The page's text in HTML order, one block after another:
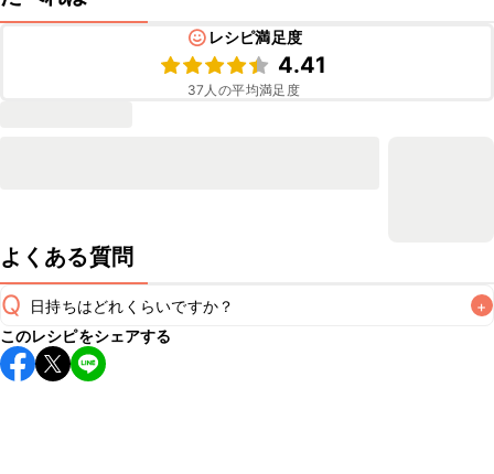
レシピ満足度
4.41
37 人の平均満足度
よくある質問
Q 日持ちはどれくらいですか？ +
保存期間は冷蔵で翌日中が目安です。なるべくお早めにお召
し上がりください。
このレシピをシェアする